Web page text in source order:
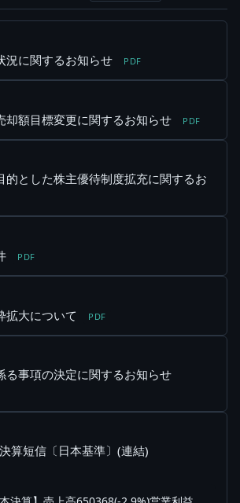
況に関するお知らせ PDF
却額目標変更に関するお知らせ PDF
的とした株主優待制度拡充に関するお
PDF
拡大について PDF
る事項の決定に関するお知らせ
短信〔日本基準〕(連結)